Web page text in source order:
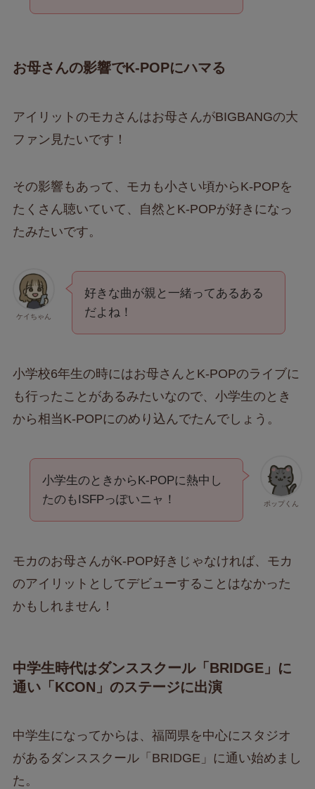
お母さんの影響でK-POPにハマる
アイリットのモカさんはお母さんがBIGBANGの大
ファン見たいです！
その影響もあって、モカも小さい頃からK-POPを
たくさん聴いていて、自然とK-POPが好きになっ
たみたいです。
ケイちゃん
好きな曲が親と一緒ってあるある
だよね！
小学校6年生の時にはお母さんとK-POPのライブに
も行ったことがあるみたいなので、小学生のとき
から相当K-POPにのめり込んでたんでしょう。
ポップくん
小学生のときからK-POPに熱中し
たのもISFPっぽいニャ！
モカのお母さんがK-POP好きじゃなければ、モカ
のアイリットとしてデビューすることはなかった
かもしれません！
中学生時代はダンススクール「BRIDGE」に
通い「KCON」のステージに出演
中学生になってからは、福岡県を中心にスタジオ
があるダンススクール「BRIDGE」に通い始めまし
た。